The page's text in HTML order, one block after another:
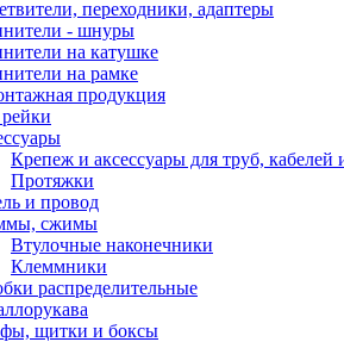
переходники, адаптеры
- шнуры
на катушке
на рамке
продукция
Крепеж и аксессуары для труб, кабелей
Протяжки
и провод
сжимы
Втулочные наконечники
Клеммники
распределительные
щитки и боксы